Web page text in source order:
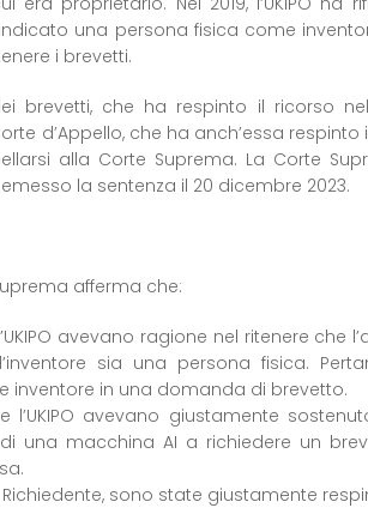
una persona fisica come
i brevetti.
brevetti, che ha respinto il ricorso
d’Appello, che ha anch’essa respinto
alla Corte Suprema. La Corte
la sentenza il 20 dicembre 2023.
afferma che:
avevano ragione nel ritenere che
sia una persona fisica.
inventore in una domanda di brevetto.
l’UKIPO avevano giustamente
una macchina AI a richiedere un
sono state giustamente